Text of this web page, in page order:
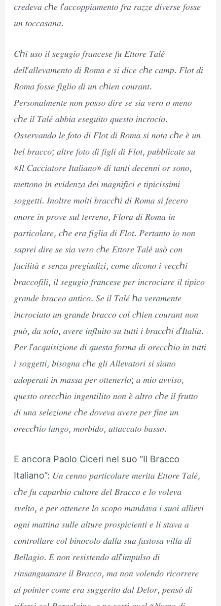
𝑐𝑟𝑒𝑑𝑒𝑣𝑎 𝑐ℎ𝑒 𝑙’𝑎𝑐𝑐𝑜𝑝𝑝𝑖𝑎𝑚𝑒𝑛𝑡𝑜 𝑓𝑟𝑎 𝑟𝑎𝑧𝑧𝑒 𝑑𝑖𝑣𝑒𝑟𝑠𝑒 𝑓𝑜𝑠𝑠𝑒
𝑢𝑛 𝑡𝑜𝑐𝑐𝑎𝑠𝑎𝑛𝑎.
𝐶ℎ𝑖 𝑢𝑠𝑜 𝑖𝑙 𝑠𝑒𝑔𝑢𝑔𝑖𝑜 𝑓𝑟𝑎𝑛𝑐𝑒𝑠𝑒 𝑓𝑢 𝐸𝑡𝑡𝑜𝑟𝑒 𝑇𝑎𝑙𝑒́
𝑑𝑒𝑙𝑙’𝑎𝑙𝑙𝑒𝑣𝑎𝑚𝑒𝑛𝑡𝑜 𝑑𝑖 𝑅𝑜𝑚𝑎 𝑒 𝑠𝑖 𝑑𝑖𝑐𝑒 𝑐ℎ𝑒 𝑐𝑎𝑚𝑝. 𝐹𝑙𝑜𝑡 𝑑𝑖
𝑅𝑜𝑚𝑎 𝑓𝑜𝑠𝑠𝑒 𝑓𝑖𝑔𝑙𝑖𝑜 𝑑𝑖 𝑢𝑛 𝑐ℎ𝑖𝑒𝑛 𝑐𝑜𝑢𝑟𝑎𝑛𝑡.
𝑃𝑒𝑟𝑠𝑜𝑛𝑎𝑙𝑚𝑒𝑛𝑡𝑒 𝑛𝑜𝑛 𝑝𝑜𝑠𝑠𝑜 𝑑𝑖𝑟𝑒 𝑠𝑒 𝑠𝑖𝑎 𝑣𝑒𝑟𝑜 𝑜 𝑚𝑒𝑛𝑜
𝑐ℎ𝑒 𝑖𝑙 𝑇𝑎𝑙𝑒́ 𝑎𝑏𝑏𝑖𝑎 𝑒𝑠𝑒𝑔𝑢𝑖𝑡𝑜 𝑞𝑢𝑒𝑠𝑡𝑜 𝑖𝑛𝑐𝑟𝑜𝑐𝑖𝑜.
𝑂𝑠𝑠𝑒𝑟𝑣𝑎𝑛𝑑𝑜 𝑙𝑒 𝑓𝑜𝑡𝑜 𝑑𝑖 𝐹𝑙𝑜𝑡 𝑑𝑖 𝑅𝑜𝑚𝑎 𝑠𝑖 𝑛𝑜𝑡𝑎 𝑐ℎ𝑒 𝑒̀ 𝑢𝑛
𝑏𝑒𝑙 𝑏𝑟𝑎𝑐𝑐𝑜; 𝑎𝑙𝑡𝑟𝑒 𝑓𝑜𝑡𝑜 𝑑𝑖 𝑓𝑖𝑔𝑙𝑖 𝑑𝑖 𝐹𝑙𝑜𝑡, 𝑝𝑢𝑏𝑏𝑙𝑖𝑐𝑎𝑡𝑒 𝑠𝑢
«𝐼𝑙 𝐶𝑎𝑐𝑐𝑖𝑎𝑡𝑜𝑟𝑒 𝐼𝑡𝑎𝑙𝑖𝑎𝑛𝑜» 𝑑𝑖 𝑡𝑎𝑛𝑡𝑖 𝑑𝑒𝑐𝑒𝑛𝑛𝑖 𝑜𝑟 𝑠𝑜𝑛𝑜,
𝑚𝑒𝑡𝑡𝑜𝑛𝑜 𝑖𝑛 𝑒𝑣𝑖𝑑𝑒𝑛𝑧𝑎 𝑑𝑒𝑖 𝑚𝑎𝑔𝑛𝑖𝑓𝑖𝑐𝑖 𝑒 𝑡𝑖𝑝𝑖𝑐𝑖𝑠𝑠𝑖𝑚𝑖
𝑠𝑜𝑔𝑔𝑒𝑡𝑡𝑖. 𝐼𝑛𝑜𝑙𝑡𝑟𝑒 𝑚𝑜𝑙𝑡𝑖 𝑏𝑟𝑎𝑐𝑐ℎ𝑖 𝑑𝑖 𝑅𝑜𝑚𝑎 𝑠𝑖 𝑓𝑒𝑐𝑒𝑟𝑜
𝑜𝑛𝑜𝑟𝑒 𝑖𝑛 𝑝𝑟𝑜𝑣𝑒 𝑠𝑢𝑙 𝑡𝑒𝑟𝑟𝑒𝑛𝑜, 𝐹𝑙𝑜𝑟𝑎 𝑑𝑖 𝑅𝑜𝑚𝑎 𝑖𝑛
𝑝𝑎𝑟𝑡𝑖𝑐𝑜𝑙𝑎𝑟𝑒, 𝑐ℎ𝑒 𝑒𝑟𝑎 𝑓𝑖𝑔𝑙𝑖𝑎 𝑑𝑖 𝐹𝑙𝑜𝑡. 𝑃𝑒𝑟𝑡𝑎𝑛𝑡𝑜 𝑖𝑜 𝑛𝑜𝑛
𝑠𝑎𝑝𝑟𝑒𝑖 𝑑𝑖𝑟𝑒 𝑠𝑒 𝑠𝑖𝑎 𝑣𝑒𝑟𝑜 𝑐ℎ𝑒 𝐸𝑡𝑡𝑜𝑟𝑒 𝑇𝑎𝑙𝑒́ 𝑢𝑠𝑜̀ 𝑐𝑜𝑛
𝑓𝑎𝑐𝑖𝑙𝑖𝑡𝑎̀ 𝑒 𝑠𝑒𝑛𝑧𝑎 𝑝𝑟𝑒𝑔𝑖𝑢𝑑𝑖𝑧𝑖, 𝑐𝑜𝑚𝑒 𝑑𝑖𝑐𝑜𝑛𝑜 𝑖 𝑣𝑒𝑐𝑐ℎ𝑖
𝑏𝑟𝑎𝑐𝑐𝑜𝑓𝑖𝑙𝑖, 𝑖𝑙 𝑠𝑒𝑔𝑢𝑔𝑖𝑜 𝑓𝑟𝑎𝑛𝑐𝑒𝑠𝑒 𝑝𝑒𝑟 𝑖𝑛𝑐𝑟𝑜𝑐𝑖𝑎𝑟𝑒 𝑖𝑙 𝑡𝑖𝑝𝑖𝑐𝑜
𝑔𝑟𝑎𝑛𝑑𝑒 𝑏𝑟𝑎𝑐𝑒𝑜 𝑎𝑛𝑡𝑖𝑐𝑜. 𝑆𝑒 𝑖𝑙 𝑇𝑎𝑙𝑒́ ℎ𝑎 𝑣𝑒𝑟𝑎𝑚𝑒𝑛𝑡𝑒
𝑖𝑛𝑐𝑟𝑜𝑐𝑖𝑎𝑡𝑜 𝑢𝑛 𝑔𝑟𝑎𝑛𝑑𝑒 𝑏𝑟𝑎𝑐𝑐𝑜 𝑐𝑜𝑙 𝑐ℎ𝑖𝑒𝑛 𝑐𝑜𝑢𝑟𝑎𝑛𝑡 𝑛𝑜𝑛
𝑝𝑢𝑜̀, 𝑑𝑎 𝑠𝑜𝑙𝑜, 𝑎𝑣𝑒𝑟𝑒 𝑖𝑛𝑓𝑙𝑢𝑖𝑡𝑜 𝑠𝑢 𝑡𝑢𝑡𝑡𝑖 𝑖 𝑏𝑟𝑎𝑐𝑐ℎ𝑖 𝑑’𝐼𝑡𝑎𝑙𝑖𝑎.
𝑃𝑒𝑟 𝑙’𝑎𝑐𝑞𝑢𝑖𝑠𝑖𝑧𝑖𝑜𝑛𝑒 𝑑𝑖 𝑞𝑢𝑒𝑠𝑡𝑎 𝑓𝑜𝑟𝑚𝑎 𝑑𝑖 𝑜𝑟𝑒𝑐𝑐ℎ𝑖𝑜 𝑖𝑛 𝑡𝑢𝑡𝑡𝑖
𝑖 𝑠𝑜𝑔𝑔𝑒𝑡𝑡𝑖, 𝑏𝑖𝑠𝑜𝑔𝑛𝑎 𝑐ℎ𝑒 𝑔𝑙𝑖 𝐴𝑙𝑙𝑒𝑣𝑎𝑡𝑜𝑟𝑖 𝑠𝑖 𝑠𝑖𝑎𝑛𝑜
𝑎𝑑𝑜𝑝𝑒𝑟𝑎𝑡𝑖 𝑖𝑛 𝑚𝑎𝑠𝑠𝑎 𝑝𝑒𝑟 𝑜𝑡𝑡𝑒𝑛𝑒𝑟𝑙𝑜; 𝑎 𝑚𝑖𝑜 𝑎𝑣𝑣𝑖𝑠𝑜,
𝑞𝑢𝑒𝑠𝑡𝑜 𝑜𝑟𝑒𝑐𝑐ℎ𝑖𝑜 𝑖𝑛𝑔𝑒𝑛𝑡𝑖𝑙𝑖𝑡𝑜 𝑛𝑜𝑛 𝑒̀ 𝑎𝑙𝑡𝑟𝑜 𝑐ℎ𝑒 𝑖𝑙 𝑓𝑟𝑢𝑡𝑡𝑜
𝑑𝑖 𝑢𝑛𝑎 𝑠𝑒𝑙𝑒𝑧𝑖𝑜𝑛𝑒 𝑐ℎ𝑒 𝑑𝑜𝑣𝑒𝑣𝑎 𝑎𝑣𝑒𝑟𝑒 𝑝𝑒𝑟 𝑓𝑖𝑛𝑒 𝑢𝑛
𝑜𝑟𝑒𝑐𝑐ℎ𝑖𝑜 𝑙𝑢𝑛𝑔𝑜, 𝑚𝑜𝑟𝑏𝑖𝑑𝑜, 𝑎𝑡𝑡𝑎𝑐𝑐𝑎𝑡𝑜 𝑏𝑎𝑠𝑠𝑜.
E ancora Paolo Ciceri nel suo “Il Bracco
Italiano”: 𝑈𝑛 𝑐𝑒𝑛𝑛𝑜 𝑝𝑎𝑟𝑡𝑖𝑐𝑜𝑙𝑎𝑟𝑒 𝑚𝑒𝑟𝑖𝑡𝑎 𝐸𝑡𝑡𝑜𝑟𝑒 𝑇𝑎𝑙𝑒́,
𝑐ℎ𝑒 𝑓𝑢 𝑐𝑎𝑝𝑎𝑟𝑏𝑖𝑜 𝑐𝑢𝑙𝑡𝑜𝑟𝑒 𝑑𝑒𝑙 𝐵𝑟𝑎𝑐𝑐𝑜 𝑒 𝑙𝑜 𝑣𝑜𝑙𝑒𝑣𝑎
𝑠𝑣𝑒𝑙𝑡𝑜, 𝑒 𝑝𝑒𝑟 𝑜𝑡𝑡𝑒𝑛𝑒𝑟𝑒 𝑙𝑜 𝑠𝑐𝑜𝑝𝑜 𝑚𝑎𝑛𝑑𝑎𝑣𝑎 𝑖 𝑠𝑢𝑜𝑖 𝑎𝑙𝑙𝑖𝑒𝑣𝑖
𝑜𝑔𝑛𝑖 𝑚𝑎𝑡𝑡𝑖𝑛𝑎 𝑠𝑢𝑙𝑙𝑒 𝑎𝑙𝑡𝑢𝑟𝑒 𝑝𝑟𝑜𝑠𝑝𝑖𝑐𝑖𝑒𝑛𝑡𝑖 𝑒 𝑙𝑖 𝑠𝑡𝑎𝑣𝑎 𝑎
𝑐𝑜𝑛𝑡𝑟𝑜𝑙𝑙𝑎𝑟𝑒 𝑐𝑜𝑙 𝑏𝑖𝑛𝑜𝑐𝑜𝑙𝑜 𝑑𝑎𝑙𝑙𝑎 𝑠𝑢𝑎 𝑓𝑎𝑠𝑡𝑜𝑠𝑎 𝑣𝑖𝑙𝑙𝑎 𝑑𝑖
𝐵𝑒𝑙𝑙𝑎𝑔𝑖𝑜. 𝐸 𝑛𝑜𝑛 𝑟𝑒𝑠𝑖𝑠𝑡𝑒𝑛𝑑𝑜 𝑎𝑙𝑙’𝑖𝑚𝑝𝑢𝑙𝑠𝑜 𝑑𝑖
𝑟𝑖𝑛𝑠𝑎𝑛𝑔𝑢𝑎𝑛𝑎𝑟𝑒 𝑖𝑙 𝐵𝑟𝑎𝑐𝑐𝑜, 𝑚𝑎 𝑛𝑜𝑛 𝑣𝑜𝑙𝑒𝑛𝑑𝑜 𝑟𝑖𝑐𝑜𝑟𝑟𝑒𝑟𝑒
𝑎𝑙 𝑝𝑜𝑖𝑛𝑡𝑒𝑟 𝑐𝑜𝑚𝑒 𝑒𝑟𝑎 𝑠𝑢𝑔𝑔𝑒𝑟𝑖𝑡𝑜 𝑑𝑎𝑙 𝐷𝑒𝑙𝑜𝑟, 𝑝𝑒𝑛𝑠𝑜̀ 𝑑𝑖